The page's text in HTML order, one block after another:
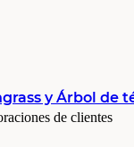
y Árbol de
de clientes